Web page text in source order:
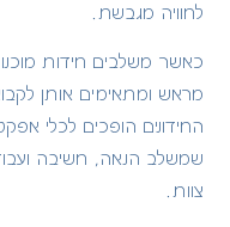
לחוויה מגבשת.
כאשר משלבים חידות
מראש ומתאימים אותן
החידונים הופכים לכלי
שמשלב הנאה, חשיבה
צוות.